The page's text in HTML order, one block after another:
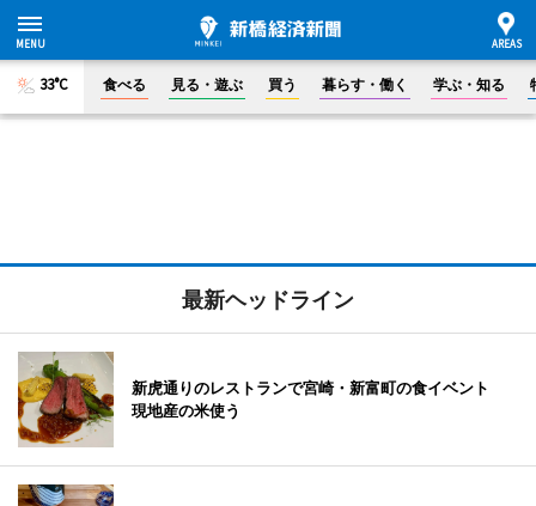
33°C 食べる 見る・遊ぶ 買う 暮らす・働く 学ぶ・知る
最新ヘッドライン
新虎通りのレストランで宮崎・新富町の食イベント
現地産の米使う